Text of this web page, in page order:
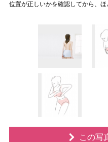
位置が正しいかを確認してから、
この写